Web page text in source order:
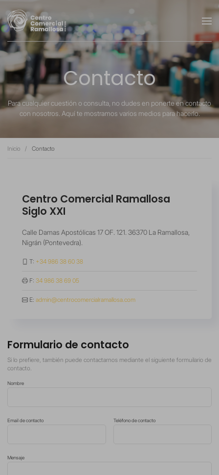
Contacto
Para cualquier cuestión o consulta, no dudes en ponerte en contacto
con nosotros. Aquí te mostramos varios medios para hacerlo.
Inicio Contacto
Centro Comercial Ramallosa
Siglo XXI
Calle Damas Apostólicas 17 OF. 121. 36370 La Ramallosa,
Nigrán (Pontevedra).
T: +34 986 38 60 38
F: 34 986 38 69 05
E: admin@centrocomercialramallosa.com
Formulario de contacto
Si lo prefiere, también puede contactarnos mediante el siguiente formuilario de
contacto.
Nombre
Email de contacto Teléfono de contacto
Mensaje